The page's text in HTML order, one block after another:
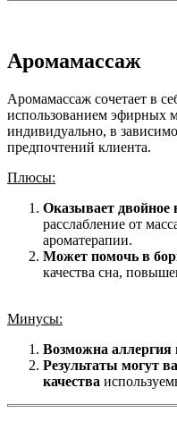
Аромамассаж
Аромамассаж сочетает в
использованием эфирных
индивидуально, в
предпочтений клиента.
Плюсы:
Оказывает двойное
расслабление от
ароматерапии.
Может помочь в
качества сна,
Минусы:
Возможна
Результаты могут
качества